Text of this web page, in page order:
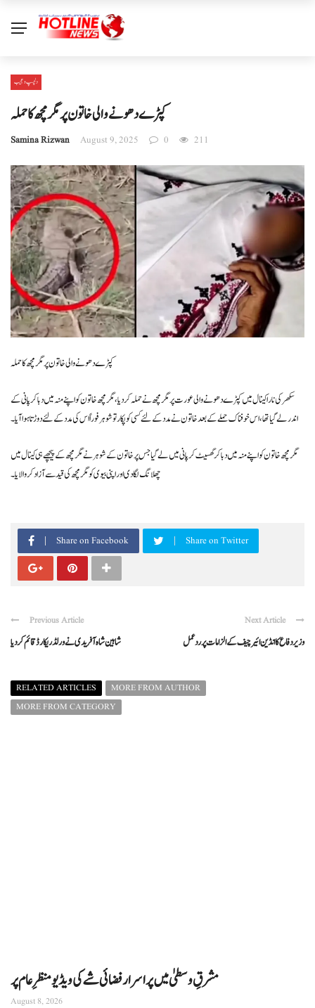
دلچسپ و عجیب
کپڑے دھونے والی خاتون پر مگرمچھ کا حملہ
Samina Rizwan August 9, 2025 0 211
کپڑے دھونے والی خاتون پر مگرمچھ کا حملہ
سکھر کی نارا کینال میں کپڑے دھونے والی عورت پر مگرمچھ نے حملہ کر دیا، مگرمچھ خاتون کو اپنے منہ میں دبا کر پانی کے
اندر لے گیا تھا، اس خوفناک حملے کے بعد خاتون نے مدد کے لئے کسی کو پکار تو شوہر فوراً اس کی مدد کے لئے دوڑتا ہوا آیا۔
مگر مچھ خاتون کو اپنے منہ میں دبا کر گھسیٹ کر پانی میں لے گیا جس پر خاتون کے شوہر نے مگرمچھ کے پیچھے ہی کینال میں
چھلانگ لگا دی اور اپنی بیوی کو مگر مچھ کی قید سے آزاد کروا لایا۔
Share on Facebook Share on Twitter
Previous Article
شاہین شاہ آفریدی نے ورلڈ ریکارڈ قائم کر دیا
Next Article
وزیر دفاع کا انڈین ائیر چیف کے الزامات پر ردعمل
RELATED ARTICLES
MORE FROM AUTHOR
MORE FROM CATEGORY
مشرقِ وسطیٰ میں پراسرار فضائی شے کی ویڈیو منظرِ عام پر
August 8, 2026